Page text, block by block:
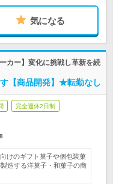
気になる
カー】変化に挑戦し革新を続
【商品開発】★転勤なし
完全週休2日制
けのギフト菓子や個包装菓
造する洋菓子・和菓子の商